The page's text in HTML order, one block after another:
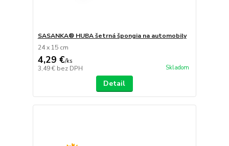
SASANKA® HUBA šetrná špongia na automobily
24 x 15 cm
4,29 €/ks
3,49 € bez DPH Skladom
Detail